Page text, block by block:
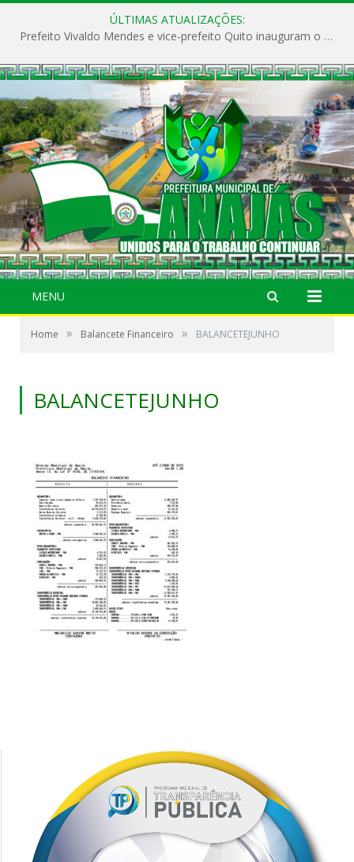
ÚLTIMAS ATUALIZAÇÕES:
Prefeito Vivaldo Mendes e vice-prefeito Quito inauguram o CAPS e fortalecem a saúde pública em Anajás.
MENU
Home » Balancete Financeiro » BALANCETEJUNHO
BALANCETEJUNHO